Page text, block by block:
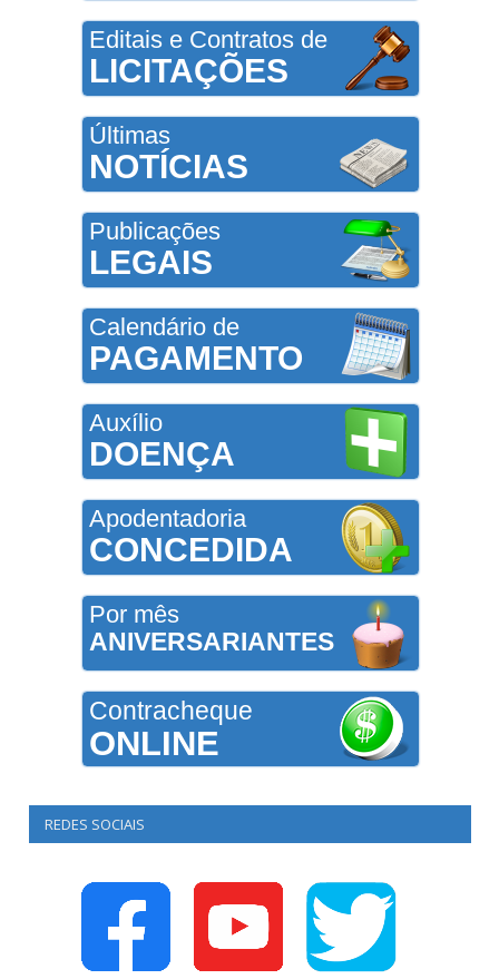
Editais e Contratos de
LICITAÇÕES
Últimas
NOTÍCIAS
Publicações
LEGAIS
Calendário de
PAGAMENTO
Auxílio
DOENÇA
Apodentadoria
CONCEDIDA
Por mês
ANIVERSARIANTES
Contracheque
ONLINE
REDES SOCIAIS